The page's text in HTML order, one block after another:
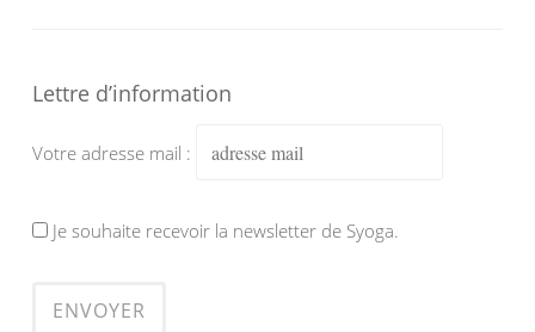
Lettre d’information
Votre adresse mail :
Je souhaite recevoir la newsletter de Syoga.